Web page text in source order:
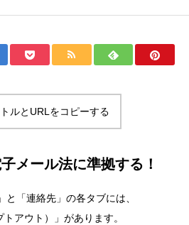
ルとURLをコピーする
メール法に準拠する！
「連絡先」の各タブには、
アウト）」があります。